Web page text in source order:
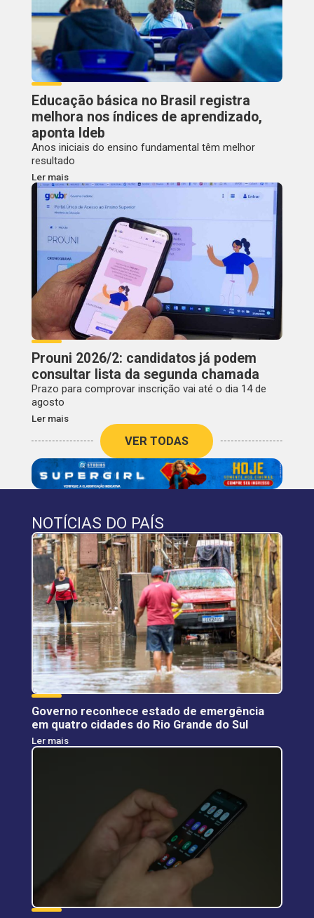
Educação básica no Brasil registra
melhora nos índices de aprendizado,
aponta Ideb
Anos iniciais do ensino fundamental têm melhor
resultado
Ler mais
Prouni 2026/2: candidatos já podem
consultar lista da segunda chamada
Prazo para comprovar inscrição vai até o dia 14 de
agosto
Ler mais
VER TODAS
NOTÍCIAS DO PAÍS
Governo reconhece estado de emergência
em quatro cidades do Rio Grande do Sul
Ler mais